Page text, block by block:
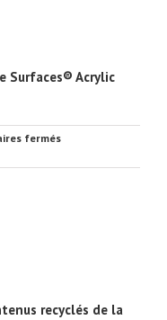
Surfaces® Acrylic
ferméssur
9137
recyclés de la